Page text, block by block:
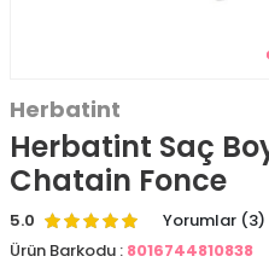
Herbatint
Herbatint Saç
Chatain Fonce
5.0
Yorumlar (3)
Ürün Barkodu : 8016744810838